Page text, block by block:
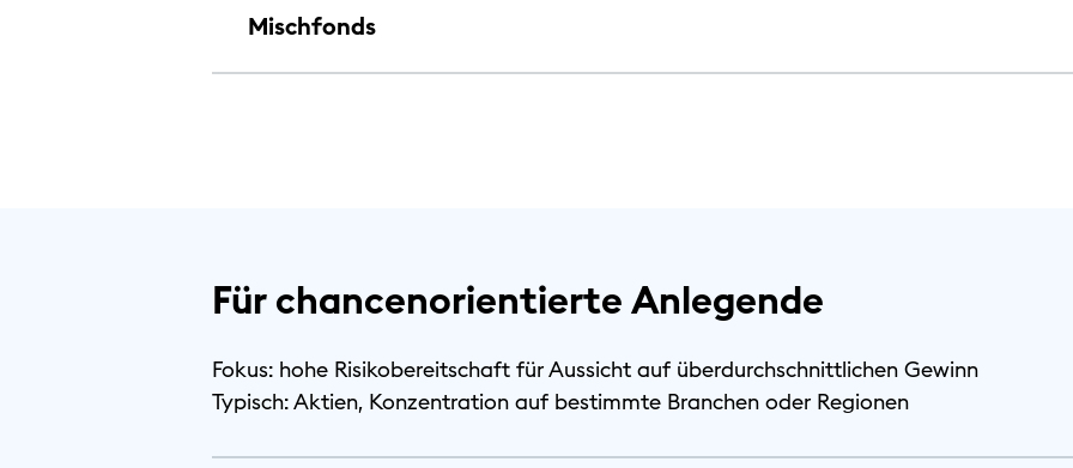
Mischfonds
Für chancenorientierte Anlegende
Fokus: hohe Risikobereitschaft für Aussicht auf überdurchschnittlichen Gewinn
Typisch: Aktien, Konzentration auf bestimmte Branchen oder Regionen